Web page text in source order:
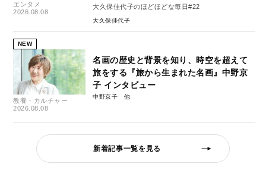
エンタメ
2026.08.08
大久保佳代子のほどほどな毎日#22
大久保佳代子
NEW
教養・カルチャー
2026.08.08
名画の歴史と背景を知り、時空を超えて
旅をする『旅から生まれた名画』中野京
子 インタビュー
中野京子
新着記事一覧を見る